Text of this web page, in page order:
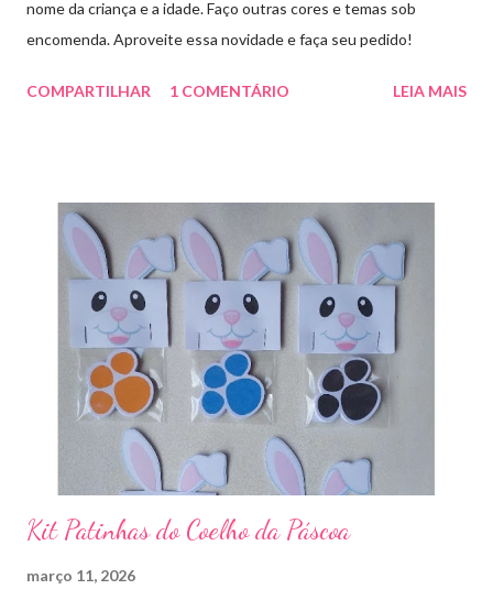
nome da criança e a idade. Faço outras cores e temas sob
encomenda. Aproveite essa novidade e faça seu pedido!
COMPARTILHAR 1 COMENTÁRIO LEIA MAIS
Kit Patinhas do Coelho da Páscoa
março 11, 2026